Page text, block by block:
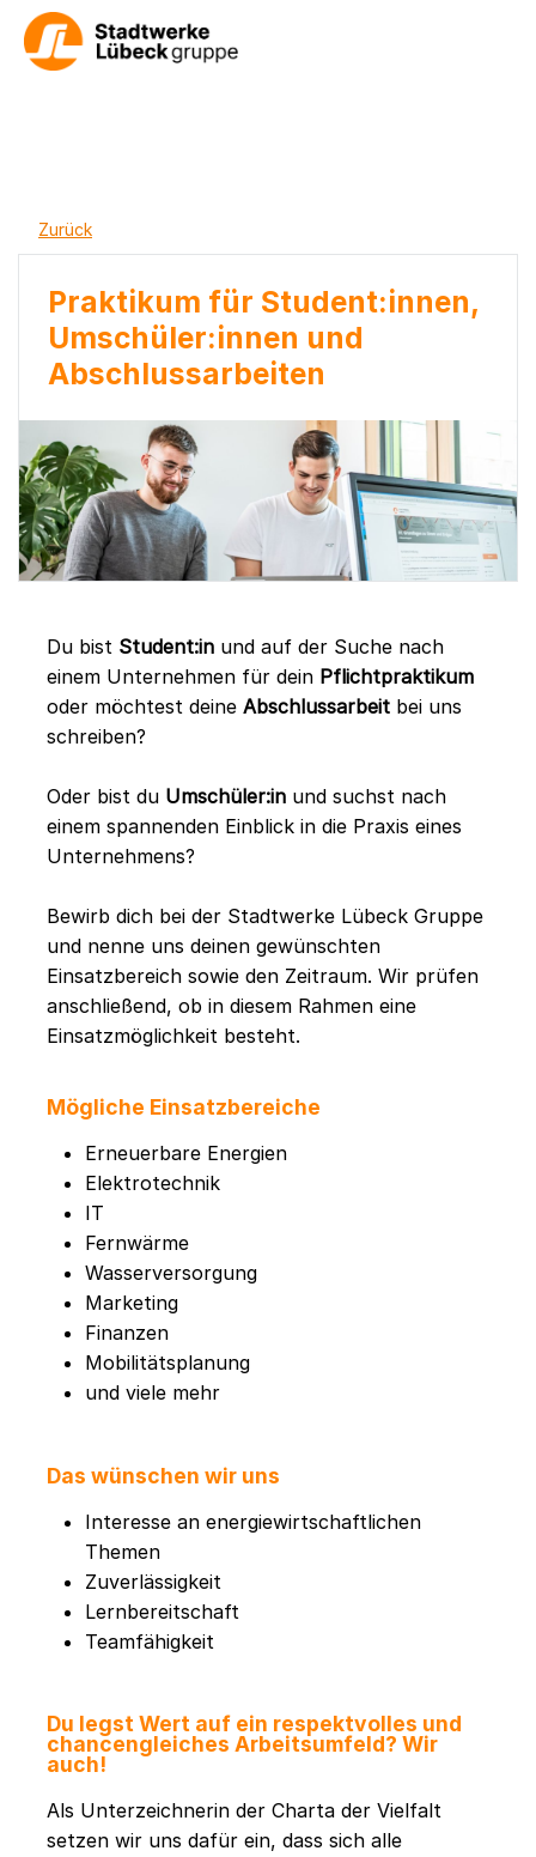
Zurück
Praktikum für Student:innen,
Umschüler:innen und
Abschlussarbeiten
Du bist Student:in und auf der Suche nach
einem Unternehmen für dein Pflichtpraktikum
oder möchtest deine Abschlussarbeit bei uns
schreiben?
Oder bist du Umschüler:in und suchst nach
einem spannenden Einblick in die Praxis eines
Unternehmens?
Bewirb dich bei der Stadtwerke Lübeck Gruppe
und nenne uns deinen gewünschten
Einsatzbereich sowie den Zeitraum. Wir prüfen
anschließend, ob in diesem Rahmen eine
Einsatzmöglichkeit besteht.
Mögliche Einsatzbereiche
Erneuerbare Energien
Elektrotechnik
IT
Fernwärme
Wasserversorgung
Marketing
Finanzen
Mobilitätsplanung
und viele mehr
Das wünschen wir uns
Interesse an energiewirtschaftlichen
Themen
Zuverlässigkeit
Lernbereitschaft
Teamfähigkeit
Du legst Wert auf ein respektvolles und
chancengleiches Arbeitsumfeld? Wir
auch!
Als Unterzeichnerin der Charta der Vielfalt
setzen wir uns dafür ein, dass sich alle